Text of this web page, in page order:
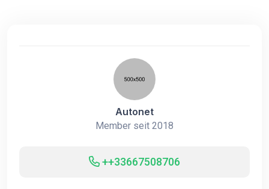
Autonet
Member seit 2018
++33667508706